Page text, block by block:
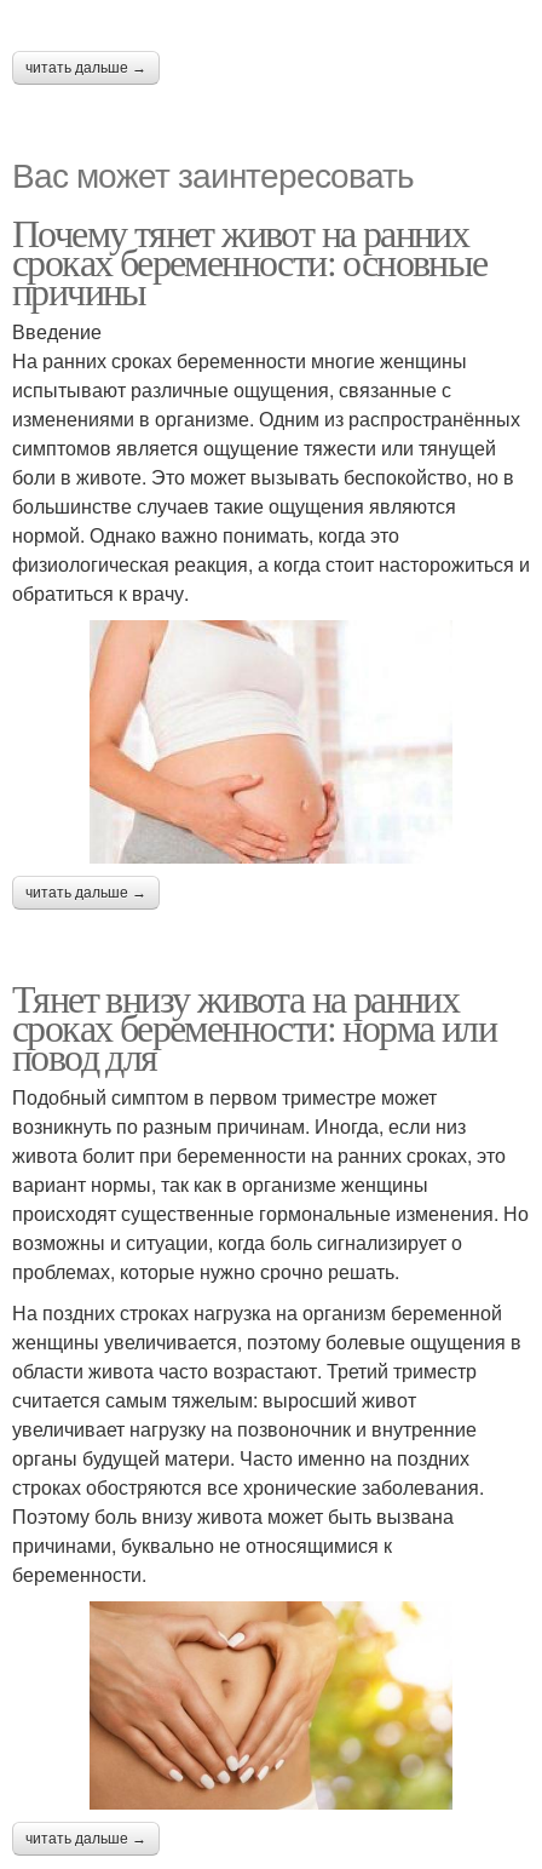
читать дальше →
Вас может заинтересовать
Почему тянет живот на ранних
сроках беременности: основные
причины
Введение
На ранних сроках беременности многие женщины
испытывают различные ощущения, связанные с
изменениями в организме. Одним из распространённых
симптомов является ощущение тяжести или тянущей
боли в животе. Это может вызывать беспокойство, но в
большинстве случаев такие ощущения являются
нормой. Однако важно понимать, когда это
физиологическая реакция, а когда стоит насторожиться и
обратиться к врачу.
читать дальше →
Тянет внизу живота на ранних
сроках беременности: норма или
повод для
Подобный симптом в первом триместре может
возникнуть по разным причинам. Иногда, если низ
живота болит при беременности на ранних сроках, это
вариант нормы, так как в организме женщины
происходят существенные гормональные изменения. Но
возможны и ситуации, когда боль сигнализирует о
проблемах, которые нужно срочно решать.
На поздних строках нагрузка на организм беременной
женщины увеличивается, поэтому болевые ощущения в
области живота часто возрастают. Третий триместр
считается самым тяжелым: выросший живот
увеличивает нагрузку на позвоночник и внутренние
органы будущей матери. Часто именно на поздних
строках обостряются все хронические заболевания.
Поэтому боль внизу живота может быть вызвана
причинами, буквально не относящимися к
беременности.
читать дальше →